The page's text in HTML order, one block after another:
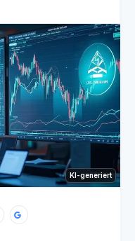
KI-generiert